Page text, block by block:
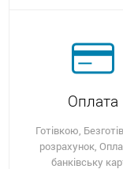
Оплата
Готівкою,
розрахунок,
банківську